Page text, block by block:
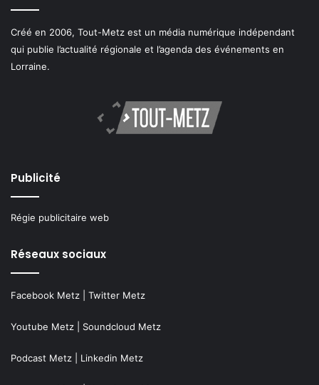
Créé en 2006, Tout-Metz est un média numérique indépendant
qui publie l’actualité régionale et l’agenda des événements en
Lorraine.
Publicité
Régie publicitaire web
Réseaux sociaux
Facebook Metz Twitter Metz
Youtube Metz Soundcloud Metz
Podcast Metz Linkedin Metz